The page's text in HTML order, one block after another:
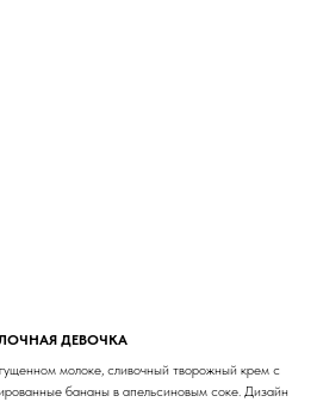
ДЕВОЧКА
молоке, сливочный творожный крем с
бананы в апельсиновым соке. Дизайн